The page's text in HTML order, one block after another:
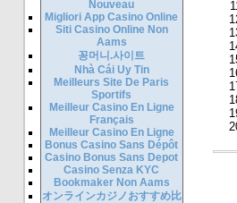
Nouveau
Migliori App Casino Online
Siti Casino Online Non
Aams
꽁머니.사이트
Nhà Cái Uy Tin
Meilleurs Site De Paris
Sportifs
Meilleur Casino En Ligne
Français
Meilleur Casino En Ligne
Bonus Casino Sans Dépôt
Casino Bonus Sans Depot
Casino Senza KYC
Bookmaker Non Aams
オンラインカジノおすすめ比